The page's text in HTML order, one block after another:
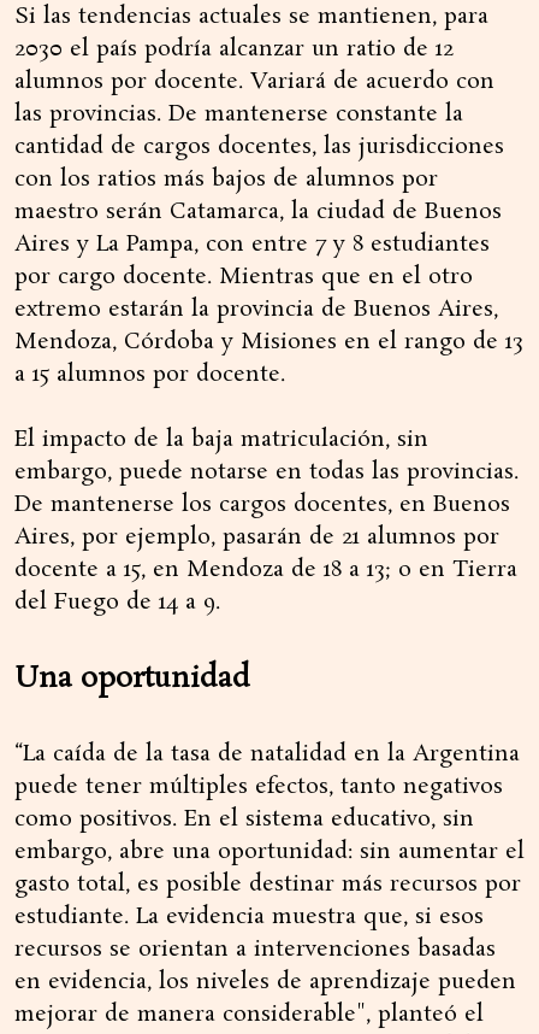
Si las tendencias actuales se mantienen, para
2030 el país podría alcanzar un ratio de 12
alumnos por docente. Variará de acuerdo con
las provincias. De mantenerse constante la
cantidad de cargos docentes, las jurisdicciones
con los ratios más bajos de alumnos por
maestro serán Catamarca, la ciudad de Buenos
Aires y La Pampa, con entre 7 y 8 estudiantes
por cargo docente. Mientras que en el otro
extremo estarán la provincia de Buenos Aires,
Mendoza, Córdoba y Misiones en el rango de 13
a 15 alumnos por docente.
El impacto de la baja matriculación, sin
embargo, puede notarse en todas las provincias.
De mantenerse los cargos docentes, en Buenos
Aires, por ejemplo, pasarán de 21 alumnos por
docente a 15, en Mendoza de 18 a 13; o en Tierra
del Fuego de 14 a 9.
Una oportunidad
“La caída de la tasa de natalidad en la Argentina
puede tener múltiples efectos, tanto negativos
como positivos. En el sistema educativo, sin
embargo, abre una oportunidad: sin aumentar el
gasto total, es posible destinar más recursos por
estudiante. La evidencia muestra que, si esos
recursos se orientan a intervenciones basadas
en evidencia, los niveles de aprendizaje pueden
mejorar de manera considerable", planteó el